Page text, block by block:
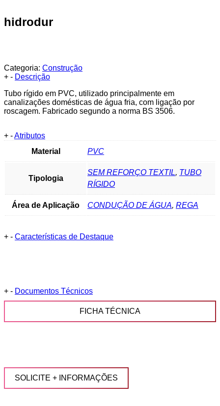
hidrodur
Categoria: Construção
+ - Descrição
Tubo rígido em PVC, utilizado principalmente em
canalizações domésticas de água fria, com ligação por
roscagem. Fabricado segundo a norma BS 3506.
+ -Atributos
Material
PVC
Tipologia
SEM REFORÇO TEXTIL, TUBO
RÍGIDO
Área de Aplicação CONDUÇÃO DE ÁGUA, REGA
+ - Características de Destaque
+ - Documentos Técnicos
FICHA TÉCNICA
SOLICITE + INFORMAÇÕES